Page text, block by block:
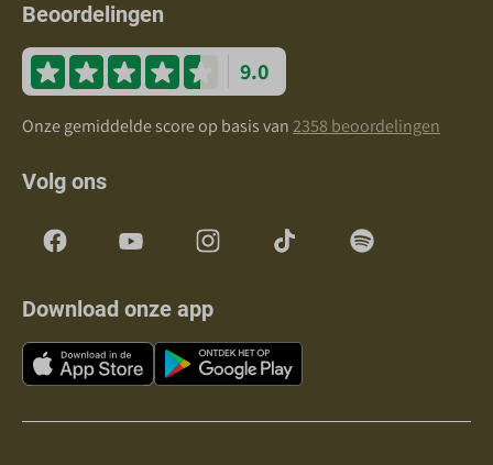
Beoordelingen
9.0
Onze gemiddelde score op basis van2358 beoordelingen
Volg ons
Download onze app